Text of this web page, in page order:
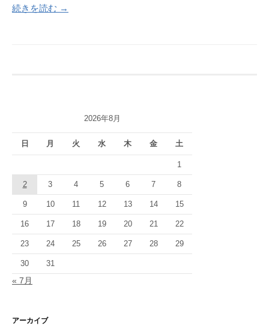
続きを読む →
2026年8月
日 月 火 水 木 金 土
1
2 3 4 5 6 7 8
9 10 11 12 13 14 15
16 17 18 19 20 21 22
23 24 25 26 27 28 29
30 31
« 7月
アーカイブ